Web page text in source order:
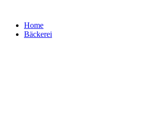
springenHome
Bäckerei